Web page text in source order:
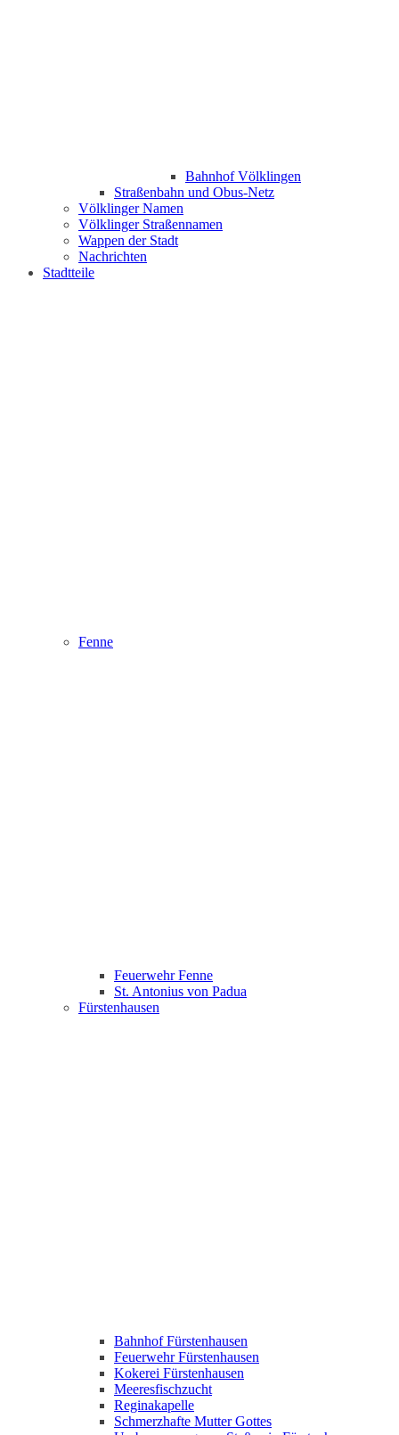
Bahnhof Völklingen
Straßenbahn und Obus-Netz
Völklinger Namen
Völklinger Straßennamen
Wappen der Stadt
Nachrichten
Stadtteile
Fenne
Feuerwehr Fenne
St. Antonius von Padua
Fürstenhausen
Bahnhof Fürstenhausen
Feuerwehr Fürstenhausen
Kokerei Fürstenhausen
Meeresfischzucht
Reginakapelle
Schmerzhafte Mutter Gottes